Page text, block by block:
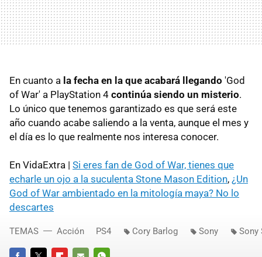
En cuanto a la fecha en la que acabará llegando 'God
of War' a PlayStation 4 continúa siendo un misterio.
Lo único que tenemos garantizado es que será este
año cuando acabe saliendo a la venta, aunque el mes y
el día es lo que realmente nos interesa conocer.
En VidaExtra | Si eres fan de God of War, tienes que
echarle un ojo a la suculenta Stone Mason Edition, ¿Un
God of War ambientado en la mitología maya? No lo
descartes
TEMAS Acción PS4 Cory Barlog Sony Sony